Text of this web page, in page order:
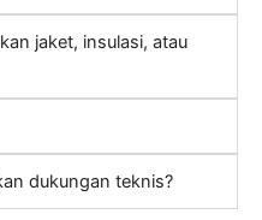
jaket, insulasi, atau
dukungan teknis?